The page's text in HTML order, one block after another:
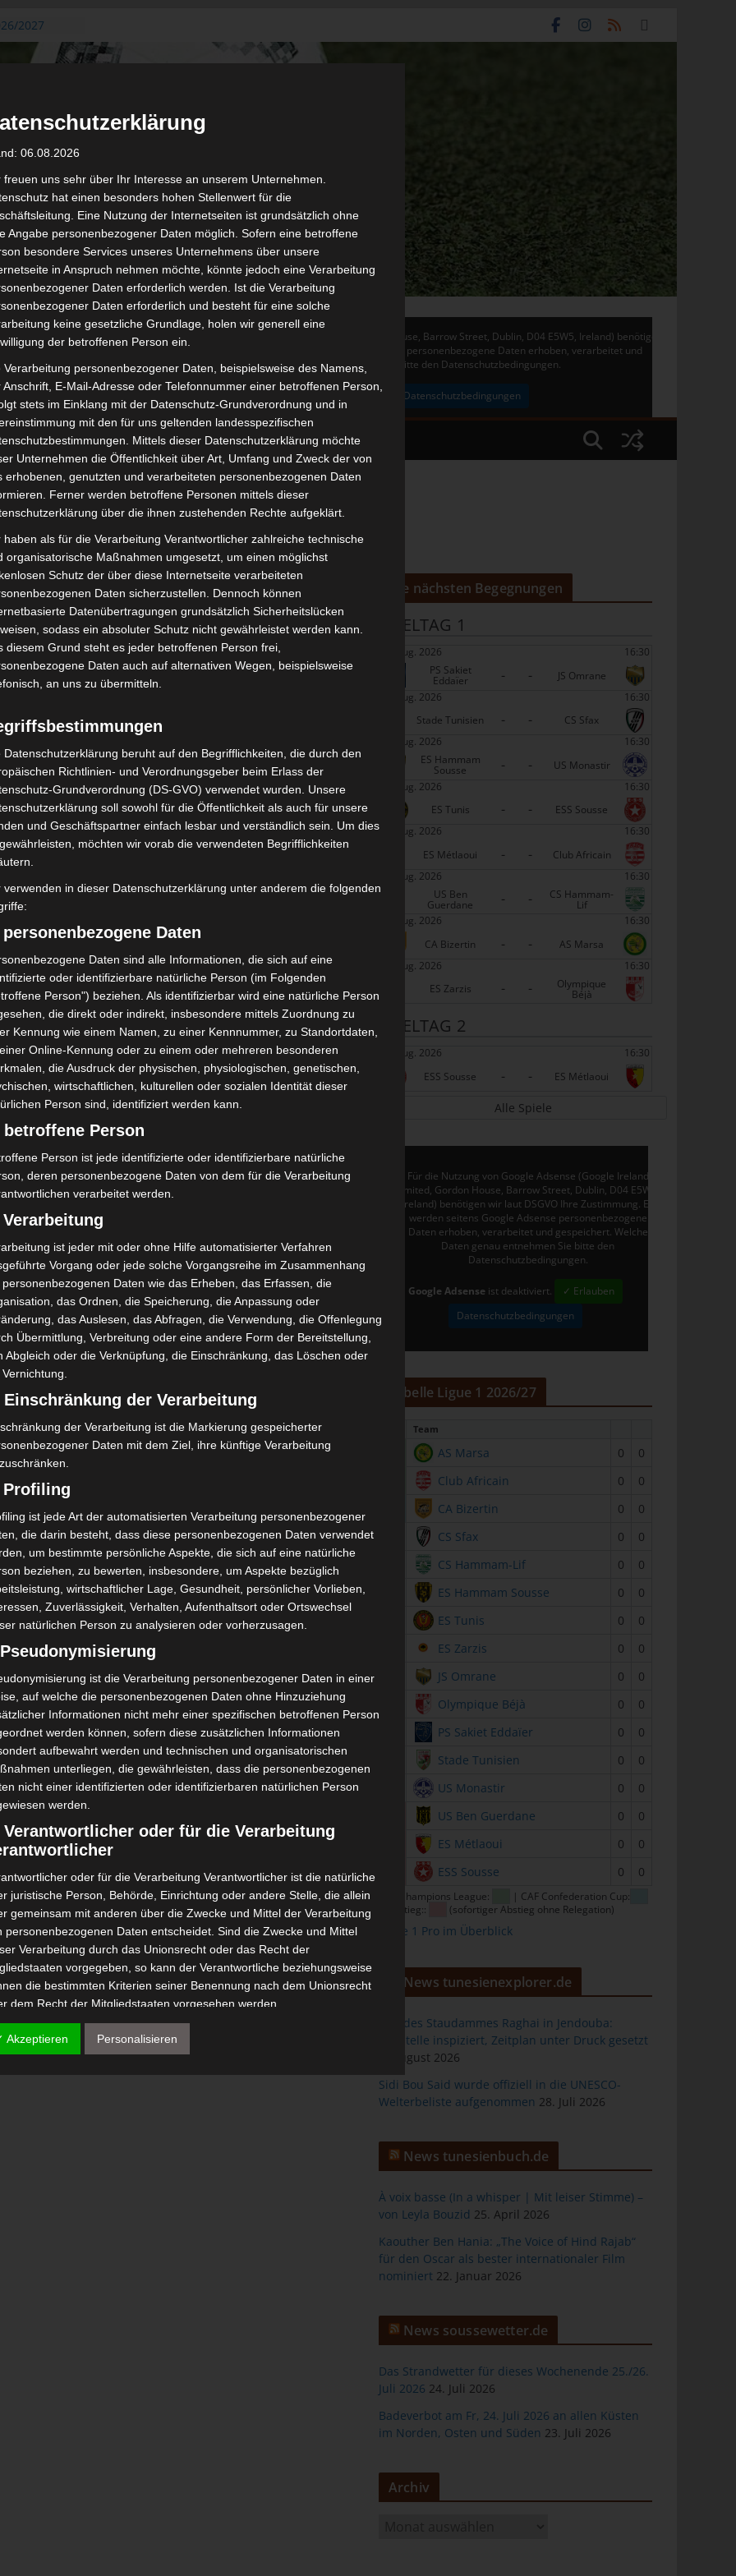
2027
August
aus der
der ersten 15
2027 –
20.
AS Soliman
zu
Für die Nutzung von Google Adsense (Google Ireland Limited, Gordon House, Barrow Street, Dublin, D04 E5W5, Ireland) benötigen
wir laut DSGVO Ihre Zustimmung. Es werden seitens Google Adsense personenbezogene Daten erhoben, verarbeitet und
gespeichert. Welche Daten genau entnehmen Sie bitte den Datenschutzbedingungen.
✓ Erlauben Datenschutzbedingungen
STADIEN IMPRESSUM
Sakiet Eddaïer (PSS) – Espoir Sportif Bouchemma (ESB)
2025-15:00
- Ligue 2 - Ligue 2 - Gruppe B| Spieltag 5
1-0
:0 Espoir Sportif Bouchemma
(ESB)
41'
89'
41'
89'
Espoir Sportif Bouchemma (ESB)
l’A Aigle Sportif Jelma (ASJ) – Étoile Olympique Sidi B
ouzid (EOSB)
Die nächsten Begegnungen
SPIELTAG 1
22 Aug. 2026
16:30
PS Sakiet
Eddaïer - -
JS Omrane
22 Aug. 2026
16:30
Stade Tunisien
- -
CS Sfax
22 Aug. 2026
16:30
ES Hammam
Sousse - -
US Monastir
22 Aug. 2026
16:30
ES Tunis
- -
ESS Sousse
22 Aug. 2026
16:30
ES Métlaoui
- -
Club Africain
22 Aug. 2026
16:30
US Ben
Guerdane - - CS Hammam-
Lif
22 Aug. 2026
16:30
CA Bizertin
- -
AS Marsa
22 Aug. 2026
16:30
ES Zarzis
- - Olympique
Béjà
SPIELTAG 2
29 Aug. 2026
16:30
ESS Sousse
- - ES Métlaoui
Alle Spiele
Für die Nutzung von Google Adsense (Google Ireland
Limited, Gordon House, Barrow Street, Dublin, D04 E5W5,
Ireland) benötigen wir laut DSGVO Ihre Zustimmung. Es
werden seitens Google Adsense personenbezogene
Daten erhoben, verarbeitet und gespeichert. Welche
Daten genau entnehmen Sie bitte den
Datenschutzbedingungen.
Google Adsense ist deaktiviert.
✓ Erlauben
Datenschutzbedingungen
Tabelle Ligue 1 2026/27
Team
AS Marsa 0
0
Club Africain 0
0
CA Bizertin 0
0
CS Sfax 0
0
CS Hammam-Lif 0
0
ES Hammam Sousse 0
0
ES Tunis 0
0
ES Zarzis 0
0
JS Omrane 0
0
Olympique Béjà 0
0
PS Sakiet Eddaïer 0
0
Stade Tunisien 0
0
US Monastir 0
0
US Ben Guerdane 0
0
ES Métlaoui 0
0
ESS Sousse 0 0
CAF Champions League:
| CAF Confederation Cup:
| Abstieg::
(sofortiger Abstieg ohne Relegation)
Ligue 1 Pro im Überblick
News tunesienexplorer.de
Bau des Staudammes Raghai in Jendouba:
Baustelle inspiziert, Zeitplan unter Druck gesetzt
2. August 2026
Sidi Bou Said wurde offiziell in die UNESCO-
Welterbeliste aufgenommen 28. Juli 2026
News tunesienbuch.de
À voix basse (In a whisper | Mit leiser Stimme) –
von Leyla Bouzid 25. April 2026
Kaouther Ben Hania: „The Voice of Hind Rajab“
für den Oscar als bester internationaler Film
nominiert 22. Januar 2026
News soussewetter.de
Das Strandwetter für dieses Wochenende 25./26.
Juli 2026 24. Juli 2026
Badeverbot am Fr, 24. Juli 2026 an allen Küsten
im Norden, Osten und Süden 23. Juli 2026
Archiv
06.08.2026
freuen uns sehr über Ihr Interesse an unserem Unternehmen.
hat einen besonders hohen Stellenwert für die
Eine Nutzung der Internetseiten ist grundsätzlich ohne
Angabe personenbezogener Daten möglich. Sofern eine betroffene
besondere Services unseres Unternehmens über unsere
in Anspruch nehmen möchte, könnte jedoch eine Verarbeitung
Daten erforderlich werden. Ist die Verarbeitung
Daten erforderlich und besteht für eine solche
keine gesetzliche Grundlage, holen wir generell eine
der betroffenen Person ein.
Verarbeitung personenbezogener Daten, beispielsweise des Namens,
Anschrift, E-Mail-Adresse oder Telefonnummer einer betroffenen Person,
stets im Einklang mit der Datenschutz-Grundverordnung und in
mit den für uns geltenden landesspezifischen
Mittels dieser Datenschutzerklärung möchte
Unternehmen die Öffentlichkeit über Art, Umfang und Zweck der von
erhobenen, genutzten und verarbeiteten personenbezogenen Daten
Ferner werden betroffene Personen mittels dieser
über die ihnen zustehenden Rechte aufgeklärt.
haben als für die Verarbeitung Verantwortlicher zahlreiche technische
organisatorische Maßnahmen umgesetzt, um einen möglichst
Schutz der über diese Internetseite verarbeiteten
Daten sicherzustellen. Dennoch können
Datenübertragungen grundsätzlich Sicherheitslücken
sodass ein absoluter Schutz nicht gewährleistet werden kann.
diesem Grund steht es jeder betroffenen Person frei,
Daten auch auf alternativen Wegen, beispielsweise
an uns zu übermitteln.
Datenschutzerklärung beruht auf den Begrifflichkeiten, die durch den
Richtlinien- und Verordnungsgeber beim Erlass der
Grundverordnung (DS-GVO) verwendet wurden. Unsere
soll sowohl für die Öffentlichkeit als auch für unsere
und Geschäftspartner einfach lesbar und verständlich sein. Um dies
möchten wir vorab die verwendeten Begrifflichkeiten
verwenden in dieser Datenschutzerklärung unter anderem die folgenden
personenbezogene Daten
Daten sind alle Informationen, die sich auf eine
oder identifizierbare natürliche Person (im Folgenden
Person") beziehen. Als identifizierbar wird eine natürliche Person
die direkt oder indirekt, insbesondere mittels Zuordnung zu
Kennung wie einem Namen, zu einer Kennnummer, zu Standortdaten,
Online-Kennung oder zu einem oder mehreren besonderen
die Ausdruck der physischen, physiologischen, genetischen,
wirtschaftlichen, kulturellen oder sozialen Identität dieser
Person sind, identifiziert werden kann.
betroffene Person
Person ist jede identifizierte oder identifizierbare natürliche
deren personenbezogene Daten von dem für die Verarbeitung
verarbeitet werden.
ist jeder mit oder ohne Hilfe automatisierter Verfahren
Vorgang oder jede solche Vorgangsreihe im Zusammenhang
personenbezogenen Daten wie das Erheben, das Erfassen, die
das Ordnen, die Speicherung, die Anpassung oder
das Auslesen, das Abfragen, die Verwendung, die Offenlegung
Übermittlung, Verbreitung oder eine andere Form der Bereitstellung,
Abgleich oder die Verknüpfung, die Einschränkung, das Löschen oder
Einschränkung der Verarbeitung
der Verarbeitung ist die Markierung gespeicherter
Daten mit dem Ziel, ihre künftige Verarbeitung
Profiling
ist jede Art der automatisierten Verarbeitung personenbezogener
die darin besteht, dass diese personenbezogenen Daten verwendet
um bestimmte persönliche Aspekte, die sich auf eine natürliche
beziehen, zu bewerten, insbesondere, um Aspekte bezüglich
wirtschaftlicher Lage, Gesundheit, persönlicher Vorlieben,
Zuverlässigkeit, Verhalten, Aufenthaltsort oder Ortswechsel
natürlichen Person zu analysieren oder vorherzusagen.
ist die Verarbeitung personenbezogener Daten in einer
auf welche die personenbezogenen Daten ohne Hinzuziehung
Informationen nicht mehr einer spezifischen betroffenen Person
werden können, sofern diese zusätzlichen Informationen
aufbewahrt werden und technischen und organisatorischen
unterliegen, die gewährleisten, dass die personenbezogenen
nicht einer identifizierten oder identifizierbaren natürlichen Person
werden.
Verantwortlicher oder für die Verarbeitung
oder für die Verarbeitung Verantwortlicher ist die natürliche
juristische Person, Behörde, Einrichtung oder andere Stelle, die allein
gemeinsam mit anderen über die Zwecke und Mittel der Verarbeitung
personenbezogenen Daten entscheidet. Sind die Zwecke und Mittel
Verarbeitung durch das Unionsrecht oder das Recht der
vorgegeben, so kann der Verantwortliche beziehungsweise
die bestimmten Kriterien seiner Benennung nach dem Unionsrecht
dem Recht der Mitgliedstaaten vorgesehen werden.
ist eine natürliche oder juristische Person, Behörde,
ist jede von der betroffenen Person freiwillig für den bestimmten
Akzeptieren Personalisieren